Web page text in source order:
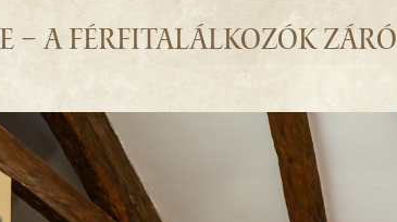
– A FÉRFITALÁLKOZÓK ZÁRÓ